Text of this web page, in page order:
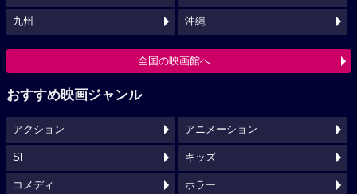
九州 沖縄
全国の映画館へ
おすすめ映画ジャンル
アクション アニメーション
SF キッズ
コメディ ホラー